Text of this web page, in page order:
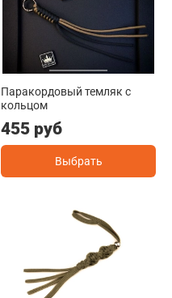
Паракордовый темляк с
кольцом
455 руб
Выбрать